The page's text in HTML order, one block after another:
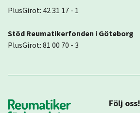
PlusGirot: 42 31 17 - 1
Stöd Reumatikerfonden i Göteborg
PlusGirot: 81 00 70 - 3
Följ oss!